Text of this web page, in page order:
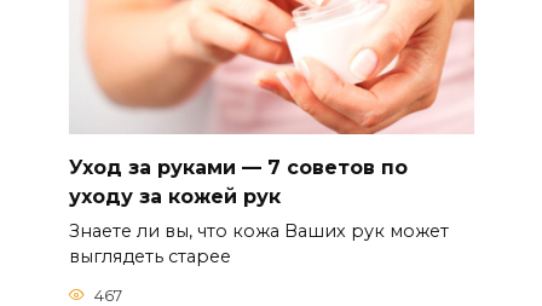
Уход за руками — 7 советов по
уходу за кожей рук
Знаете ли вы, что кожа Ваших рук может
выглядеть старее
467